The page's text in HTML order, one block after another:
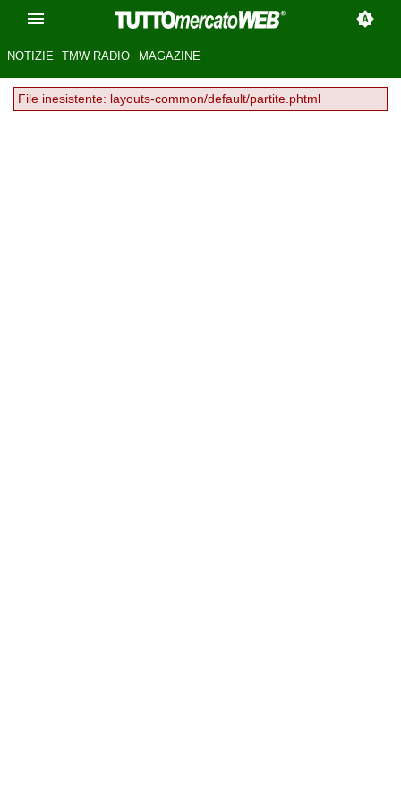
NOTIZIE TMW RADIO MAGAZINE
File inesistente: layouts-common/default/partite.phtml